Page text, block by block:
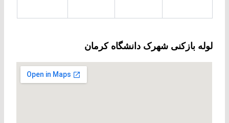
لوله بازکنی شهرک دانشگاه کرمان